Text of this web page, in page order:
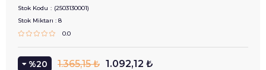
Stok Kodu
(2503130001)
Stok Miktarı : 8
0.0
20 1.365,15 ₺ 1.092,12 ₺